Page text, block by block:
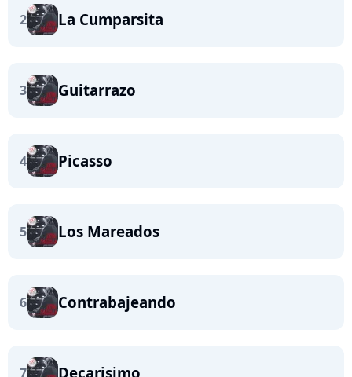
2 La Cumparsita
3 Guitarrazo
4 Picasso
5 Los Mareados
6 Contrabajeando
7 Decarisimo